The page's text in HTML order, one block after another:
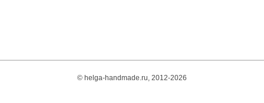
© helga-handmade.ru, 2012-2026